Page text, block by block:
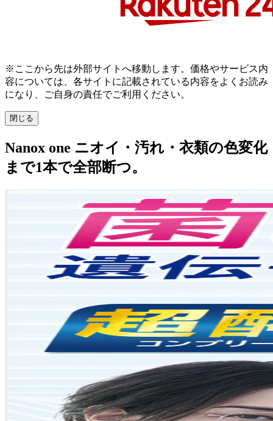
※ここから先は外部サイトへ移動します。価格やサービス内
容については、各サイトに記載されている内容をよくお読み
になり、ご自身の責任でご利用ください。
閉じる
Nanox one ニオイ・汚れ・衣類の色変化
まで1本で全部断つ。